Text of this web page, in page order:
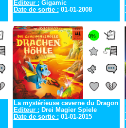
Editeur : Gigamic
Date de sortie : 01-01-2008
0%
La mystérieuse caverne du Dragon
Editeur : Drei Magier Spiele
Date de sortie : 01-01-2015